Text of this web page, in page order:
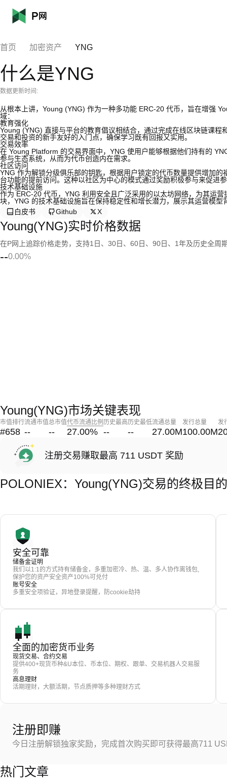
首页 加密资产 YNG
什么是YNG
数据更新时间:
从根本上讲，Young (YNG) 作为一种多功能 ERC-20 代币，旨在增强
域：
教育强化
Young (YNG) 直接与平台的教育倡议相结合，通过完成在线区块链课
交易和投资的新手友好的入门点，确保学习既有回报又实用。
交易效率
在 Young Platform 的交易界面中，YNG 使用户能够根据他们持有的
参与生态系统，从而为代币创造内在需求。
社区访问
YNG 作为解锁分级俱乐部的钥匙，根据用户锁定的代币数量提供增加
台功能的提前访问。这种以社区为中心的模式通过奖励积极参与来促进
技术基础设施
作为 ERC-20 代币，YNG 利用安全且广泛采用的以太坊网络，为其运
块，YNG 的技术基础设施旨在保持稳定性和增长潜力，展示其运营模型
白皮书
Github X
Young(YNG)实时价格数据
在P网上追踪价格走势，支持1日、30日、60日、90日、1年及历史全周
--0.00%
Young(YNG)市场关键表现
市值排行
#658
流通市值
--
总市值
--
代币流通比例
27.00%
历史最高
--
历史最低
--
流通总量
27.00M
发行总量
100.00M
发
注册交易赚取最高 711 USDT 奖励
POLONIEX：Young(YNG)交易的终极目
安全可靠
储备金证明
我们以1:1的方式持有储备金，多重加密冷、热、温、多人协作离钱包,
保护您的资产安全资产100%可兑付
账号安全
多重安全项验证，异地登录提醒，防cookie劫持
全面的加密货币业务
现货交易、合约交易
提供400+现货币种&U本位、币本位、期权、跟单、交易机器人交易服
务
高息理财
活期理财，大额活期，节点质押等多种理财方式
注册即赚
今日注册解锁独家奖励，完成首次购买即可获得最高711
热门文章